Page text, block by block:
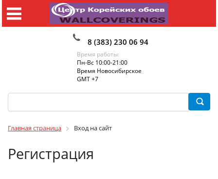
8 (383) 230 06 94
Время работы:
Пн-Вс 10:00-21:00
Время Новосибирское
GMT +7
Главная страница Вход на сайт
Регистрация